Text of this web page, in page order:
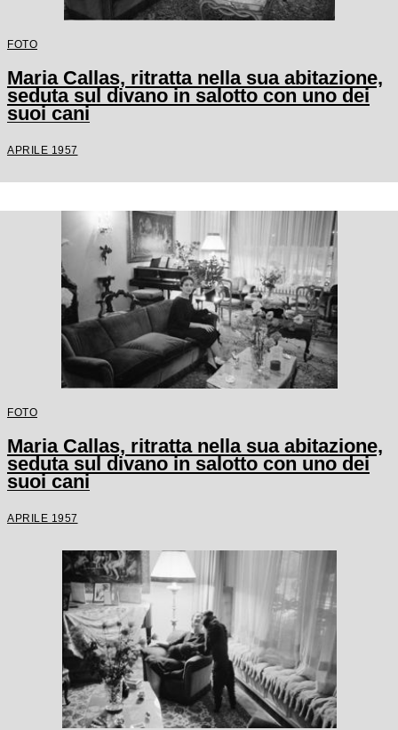
FOTO
Maria Callas, ritratta nella sua abitazione,
seduta sul divano in salotto con uno dei
suoi cani
APRILE 1957
FOTO
Maria Callas, ritratta nella sua abitazione,
seduta sul divano in salotto con uno dei
suoi cani
APRILE 1957